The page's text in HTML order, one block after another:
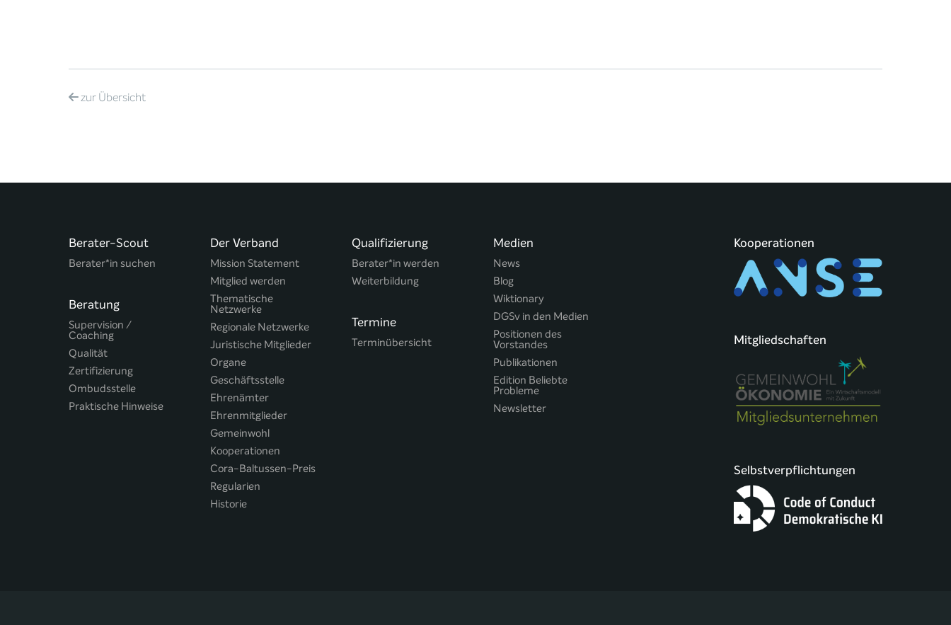
zurÜbersicht
Berater-Scout
Berater*in suchen
Beratung
Supervision /
Coaching
Qualität
Zertifizierung
Ombudsstelle
Praktische Hinweise
Der Verband
Mission Statement
Mitglied werden
Thematische
Netzwerke
Regionale Netzwerke
Juristische Mitglieder
Organe
Geschäftsstelle
Ehrenämter
Ehrenmitglieder
Gemeinwohl
Kooperationen
Cora-Baltussen-Preis
Regularien
Historie
Qualifizierung
Berater*in werden
Weiterbildung
Termine
Terminübersicht
Medien
News
Blog
Wiktionary
DGSv in den Medien
Positionen des
Vorstandes
Publikationen
Edition Beliebte
Probleme
Newsletter
Kooperationen
Mitgliedschaften
Selbstverpflichtungen